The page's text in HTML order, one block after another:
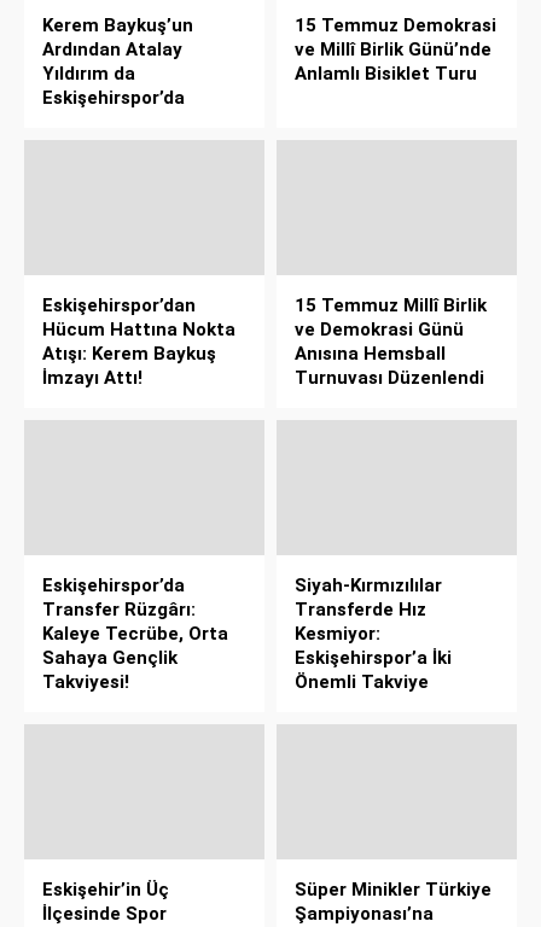
Kerem Baykuş’un
Ardından Atalay
Yıldırım da
Eskişehirspor’da
15 Temmuz Demokrasi
ve Millî Birlik Günü’nde
Anlamlı Bisiklet Turu
Eskişehirspor’dan
Hücum Hattına Nokta
Atışı: Kerem Baykuş
İmzayı Attı!
15 Temmuz Millî Birlik
ve Demokrasi Günü
Anısına Hemsball
Turnuvası Düzenlendi
Eskişehirspor’da
Transfer Rüzgârı:
Kaleye Tecrübe, Orta
Sahaya Gençlik
Takviyesi!
Siyah-Kırmızılılar
Transferde Hız
Kesmiyor:
Eskişehirspor’a İki
Önemli Takviye
Eskişehir’in Üç
İlçesinde Spor
Süper Minikler Türkiye
Şampiyonası’na